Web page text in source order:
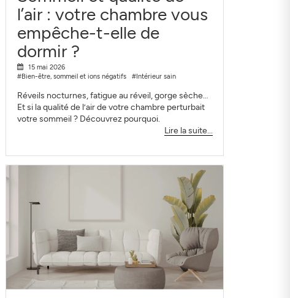
l’air : votre chambre vous
empêche-t-elle de
dormir ?
15 mai 2026
#Bien-être, sommeil et ions négatifs
#Intérieur sain
Réveils nocturnes, fatigue au réveil, gorge sèche…
Et si la qualité de l’air de votre chambre perturbait
votre sommeil ? Découvrez pourquoi.
Lire la suite...